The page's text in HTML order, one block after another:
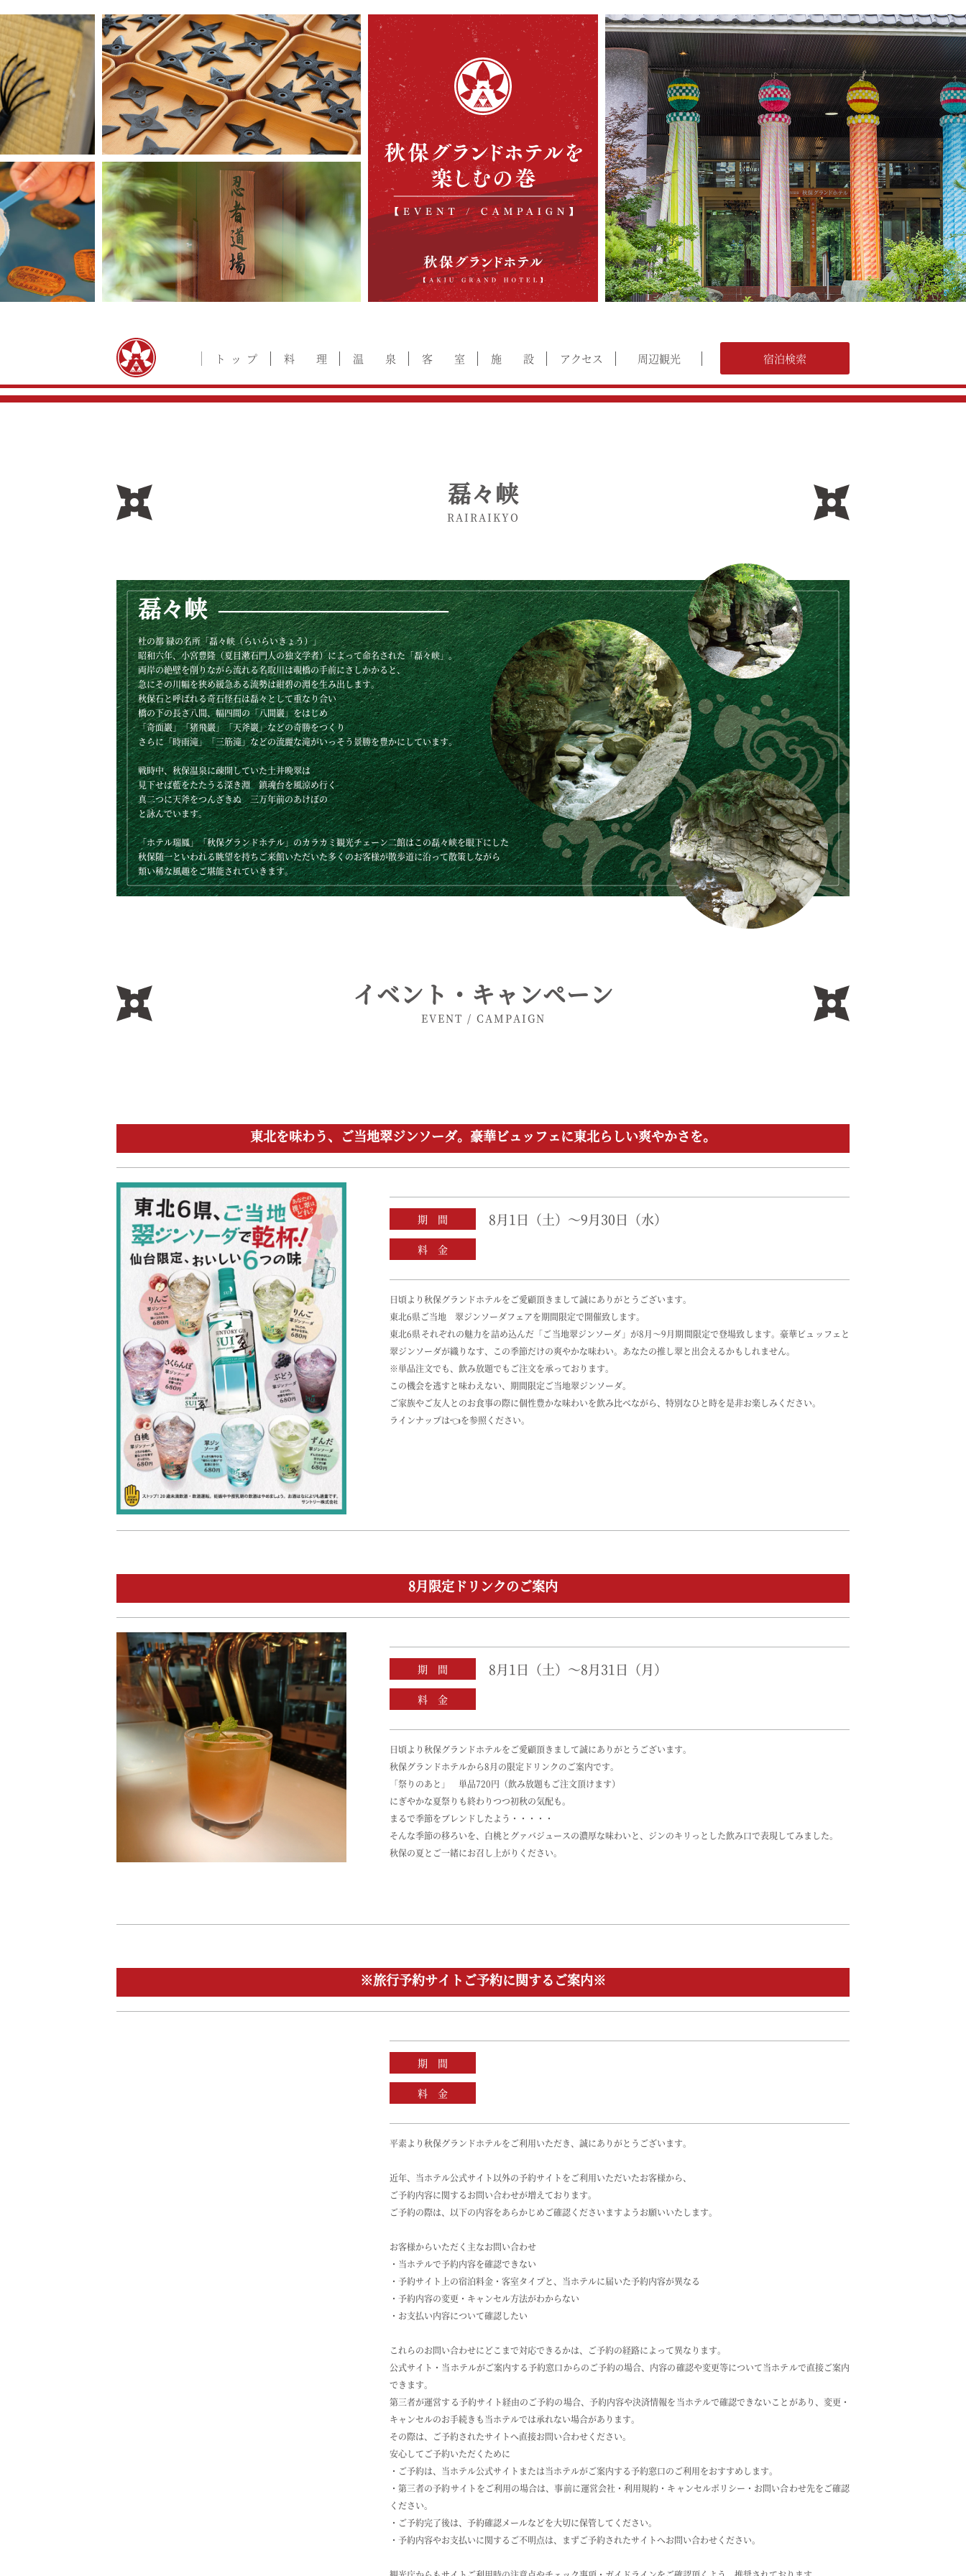
トッ プ 料 理 温 泉 客 室 施 設 アクセス 周辺観光 宿泊検索
磊々峡
RAIRAIKYO
磊々峡――――――――――
杜の都 緑の名所「磊々峡（らいらいきょう）」
昭和六年、小宮豊隆（夏目漱石門人の独文学者）によって命名された「磊々峡」。
両岸の絶壁を削りながら流れる名取川は覗橋の手前にさしかかると、
急にその川幅を狭め緩急ある流勢は紺碧の淵を生み出します。
秋保石と呼ばれる奇石怪石は磊々として重なり合い
橋の下の長さ八間、幅四間の「八間巖」をはじめ
「奇面巖」「猪飛巖」「天斧巖」などの奇勝をつくり
さらに「時雨滝」「三筋滝」などの流麗な滝がいっそう景勝を豊かにしています。
戦時中、秋保温泉に疎開していた土井晩翠は
見下せば藍をたたうる深き淵 鎮魂台を風涼め行く
真二つに天斧をつんざきぬ 三万年前のあけぼの
と詠んでいます。
「ホテル瑞鳳」「秋保グランドホテル」のカラカミ観光チェーン二館はこの磊々峡を眼下にした
秋保随一といわれる眺望を持ちご来館いただいた多くのお客様が散歩道に沿って散策しながら
類い稀な風趣をご堪能されていきます。
イベント・キャンペーン
EVENT / CAMPAIGN
東北を味わう、ご当地翠ジンソーダ。豪華ビュッフェに東北らしい爽やかさを。
期 間 8月1日（土）～9月30日（水）
料 金
日頃より秋保グランドホテルをご愛顧頂きまして誠にありがとうございます。
東北6県ご当地 翠ジンソーダフェアを期間限定で開催致します。
東北6県それぞれの魅力を詰め込んだ「ご当地翠ジンソーダ」が8月～9月期間限定で登場致します。豪華ビュッフェと
翠ジンソーダが織りなす、この季節だけの爽やかな味わい。あなたの推し翠と出会えるかもしれません。
※単品注文でも、飲み放題でもご注文を承っております。
この機会を逃すと味わえない、期間限定ご当地翠ジンソーダ。
ご家族やご友人とのお食事の際に個性豊かな味わいを飲み比べながら、特別なひと時を是非お楽しみください。
ラインナップは👈を参照ください。
8月限定ドリンクのご案内
期 間 8月1日（土）～8月31日（月）
料 金
日頃より秋保グランドホテルをご愛顧頂きまして誠にありがとうございます。
秋保グランドホテルから8月の限定ドリンクのご案内です。
「祭りのあと」 単品720円（飲み放題もご注文頂けます）
にぎやかな夏祭りも終わりつつ初秋の気配も。
まるで季節をブレンドしたよう・・・・・
そんな季節の移ろいを、白桃とグァバジュースの濃厚な味わいと、ジンのキリっとした飲み口で表現してみました。
秋保の夏とご一緒にお召し上がりください。
※旅行予約サイトご予約に関するご案内※
期 間
料 金
平素より秋保グランドホテルをご利用いただき、誠にありがとうございます。
近年、当ホテル公式サイト以外の予約サイトをご利用いただいたお客様から、
ご予約内容に関するお問い合わせが増えております。
ご予約の際は、以下の内容をあらかじめご確認くださいますようお願いいたします。
お客様からいただく主なお問い合わせ
・当ホテルで予約内容を確認できない
・予約サイト上の宿泊料金・客室タイプと、当ホテルに届いた予約内容が異なる
・予約内容の変更・キャンセル方法がわからない
・お支払い内容について確認したい
これらのお問い合わせにどこまで対応できるかは、ご予約の経路によって異なります。
公式サイト・当ホテルがご案内する予約窓口からのご予約の場合、内容の確認や変更等について当ホテルで直接ご案内
できます。
第三者が運営する予約サイト経由のご予約の場合、予約内容や決済情報を当ホテルで確認できないことがあり、変更・
キャンセルのお手続きも当ホテルでは承れない場合があります。
その際は、ご予約されたサイトへ直接お問い合わせください。
安心してご予約いただくために
・ご予約は、当ホテル公式サイトまたは当ホテルがご案内する予約窓口のご利用をおすすめします。
・第三者の予約サイトをご利用の場合は、事前に運営会社・利用規約・キャンセルポリシー・お問い合わせ先をご確認
ください。
・ご予約完了後は、予約確認メールなどを大切に保管してください。
・予約内容やお支払いに関するご不明点は、まずご予約されたサイトへお問い合わせください。